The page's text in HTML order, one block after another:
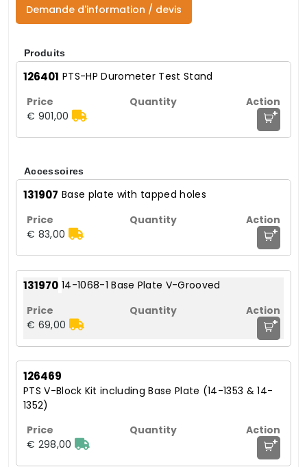
Demande d'information / devis
Produits
126401 PTS-HP Durometer Test Stand
€ 901,00 +
Accessoires
131907 Base plate with tapped holes
€ 83,00 +
131970 14-1068-1 Base Plate V-Grooved
€ 69,00 +
126469
PTS V-Block Kit including Base Plate (14-1353 & 14-
1352)
€ 298,00 +